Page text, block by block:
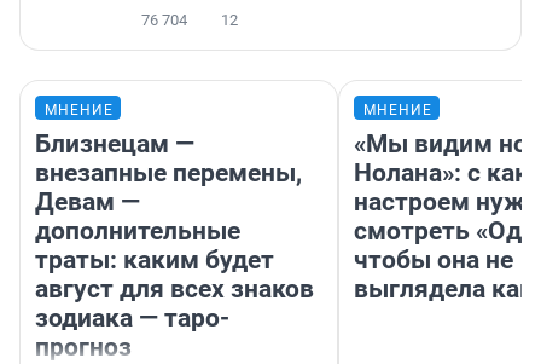
76 704 12
МНЕНИЕ
Близнецам —
внезапные перемены,
Девам —
дополнительные
траты: каким будет
август для всех знаков
зодиака — таро-
прогноз
МНЕНИЕ
«Мы видим
Нолана»: с
настроем
смотреть
чтобы она не
выглядела как